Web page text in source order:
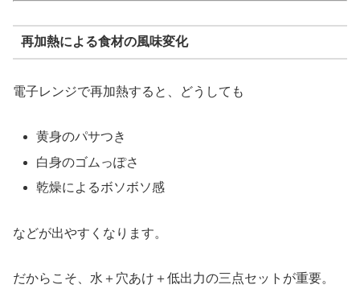
再加熱による食材の風味変化
電子レンジで再加熱すると、どうしても
黄身のパサつき
白身のゴムっぽさ
乾燥によるボソボソ感
などが出やすくなります。
だからこそ、水＋穴あけ＋低出力の三点セットが重要。